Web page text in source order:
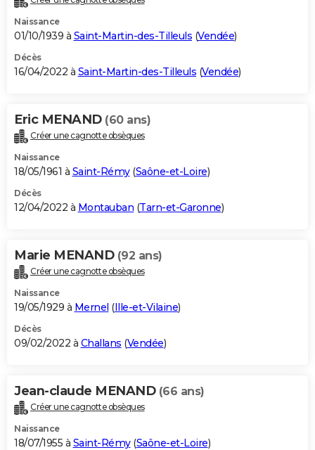
Naissance
01/10/1939 à Saint-Martin-des-Tilleuls (Vendée)
Décès
16/04/2022 à Saint-Martin-des-Tilleuls (Vendée)
Eric MENAND (60 ans)
Créer une cagnotte obsèques
Naissance
18/05/1961 à Saint-Rémy(Saône-et-Loire)
Décès
12/04/2022 à Montauban (Tarn-et-Garonne)
Marie MENAND (92 ans)
Créer une cagnotte obsèques
Naissance
19/05/1929 à Mernel (Ille-et-Vilaine)
Décès
09/02/2022 à Challans (Vendée)
Jean-claude MENAND (66 ans)
Créer une cagnotte obsèques
Naissance
18/07/1955 à Saint-Rémy(Saône-et-Loire)